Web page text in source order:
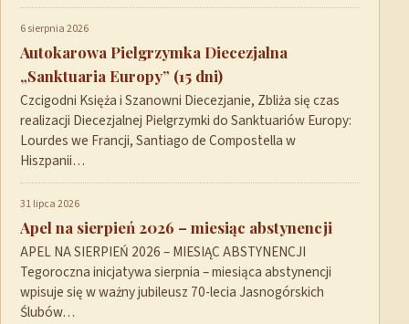
6 sierpnia 2026
Autokarowa Pielgrzymka Diecezjalna
„Sanktuaria Europy” (15 dni)
Czcigodni Księża i Szanowni Diecezjanie, Zbliża się czas
realizacji Diecezjalnej Pielgrzymki do Sanktuariów Europy:
Lourdes we Francji, Santiago de Compostella w
Hiszpanii…
31 lipca 2026
Apel na sierpień 2026 – miesiąc abstynencji
APEL NA SIERPIEŃ 2026 – MIESIĄC ABSTYNENCJI
Tegoroczna inicjatywa sierpnia – miesiąca abstynencji
wpisuje się w ważny jubileusz 70-lecia Jasnogórskich
Ślubów…